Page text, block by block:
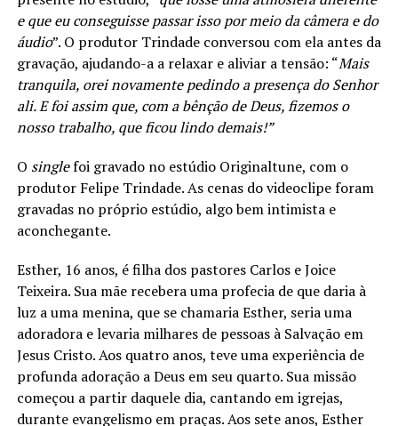
e que eu conseguisse passar isso por meio da câmera e do
áudio”. O produtor Trindade conversou com ela antes da
gravação, ajudando-a a relaxar e aliviar a tensão: “Mais
tranquila, orei novamente pedindo a presença do Senhor
ali. E foi assim que, com a bênção de Deus, fizemos o
nosso trabalho, que ficou lindo demais!”
O singlefoi gravado no estúdio Originaltune, com o
produtor Felipe Trindade. As cenas do videoclipe foram
gravadas no próprio estúdio, algo bem intimista e
aconchegante.
Esther, 16 anos, é filha dos pastores Carlos e Joice
Teixeira. Sua mãe recebera uma profecia de que daria à
luz a uma menina, que se chamaria Esther, seria uma
adoradora e levaria milhares de pessoas à Salvação em
Jesus Cristo. Aos quatro anos, teve uma experiência de
profunda adoração a Deus em seu quarto. Sua missão
começou a partir daquele dia, cantando em igrejas,
durante evangelismo em praças. Aos sete anos, Esther